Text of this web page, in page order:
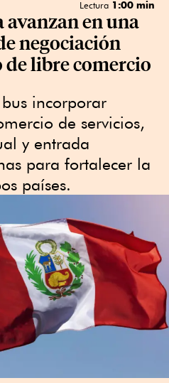
Lectura 1:00 min
en una
negociación
libre comercio
incorporar
de servicios,
y entrada
para fortalecer la
países.